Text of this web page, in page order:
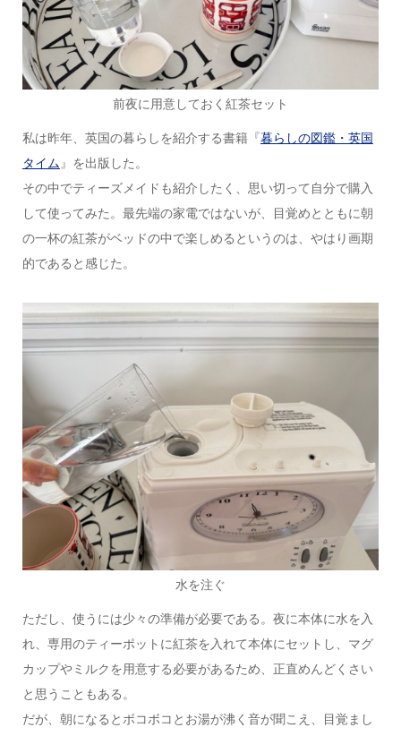
前夜に用意しておく紅茶セット
私は昨年、英国の暮らしを紹介する書籍『暮らしの図鑑・英国
タイム 』を出版した。
その中でティーズメイドも紹介したく、思い切って自分で購入
して使ってみた。最先端の家電ではないが、目覚めとともに朝
の一杯の紅茶がベッドの中で楽しめるというのは、やはり画期
的であると感じた。
水を注ぐ
ただし、使うには少々の準備が必要である。夜に本体に水を入
れ、専用のティーポットに紅茶を入れて本体にセットし、マグ
カップやミルクを用意する必要があるため、正直めんどくさい
と思うこともある。
だが、朝になるとボコボコとお湯が沸く音が聞こえ、目覚まし